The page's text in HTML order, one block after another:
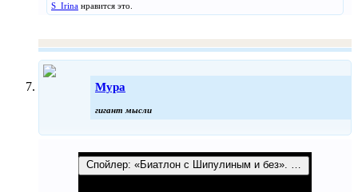
S_Irina нравится это.
Мура
гигант мысли
Спойлер:«Биатлон с Шипулиным и без». Специальный